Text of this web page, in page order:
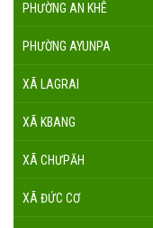
PHƯỜNG AN KHÊ
PHƯỜNG AYUNPA
XÃ LAGRAI
XÃ KBANG
XÃ CHƯPĂH
XÃ ĐỨC CƠ